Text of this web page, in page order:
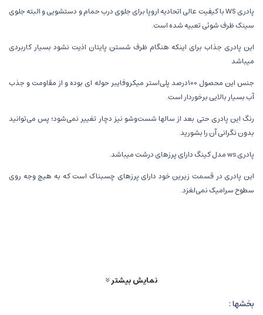
پادری WS با کیفیت عالی اتحادیه اروپا برای جلوی درب حمام و دستشویی و البته جلوی
سینک ظرف شوئی تعبیه شده است.
این پادری جذاب برای اینکه هنگام ظرف شستن پایتان اذیت نشود بسیار کاربردی
میباشد
جنس این محصول 100درصد پلی‌استر میکروفایبر حوله ای بوده و از مقاومت و جذب
آب بسیار بالایی برخوردار است.
رنگ این پادری حتی بعد از سالها شست‌وشو نیز دچار تغییر نمی‌شود؛ پس می‌توانید
بدون نگرانی آن را بشورید.
پادری ws مدل کینگ دارای پرزهای درشت میباشد.
این پادری در قسمت زیرین خود دارای پرزهای چسبناک است که به هیچ وجه روی
سطوح سرامیک نمی‌لغزد.
میکروفایبر حوله ای بوده
نمایش بیشتر
بخشها :